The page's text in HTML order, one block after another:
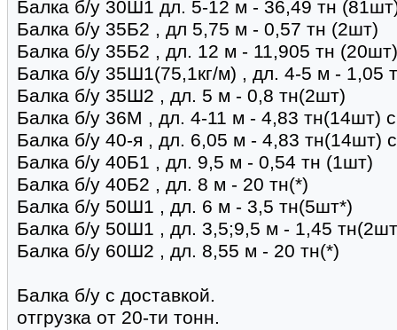
Балка б/у 30Ш1 дл. 5-12 м - 36,49 тн
Балка б/у 35Б2 , дл 5,75 м - 0,57 тн (2шт)
Балка б/у 35Б2 , дл. 12 м - 11,905 тн
Балка б/у 35Ш1(75,1кг/м) , дл. 4-5 м - 1,05
Балка б/у 35Ш2 , дл. 5 м - 0,8 тн(2шт)
Балка б/у 36М , дл. 4-11 м - 4,83 тн(14шт)
Балка б/у 40-я , дл. 6,05 м - 4,83 тн(14шт)
Балка б/у 40Б1 , дл. 9,5 м - 0,54 тн (1шт)
Балка б/у 40Б2 , дл. 8 м - 20 тн(*)
Балка б/у 50Ш1 , дл. 6 м - 3,5 тн(5шт*)
Балка б/у 50Ш1 , дл. 3,5;9,5 м - 1,45
Балка б/у 60Ш2 , дл. 8,55 м - 20 тн(*)
Балка б/у с доставкой.
отгрузка от 20-ти тонн.